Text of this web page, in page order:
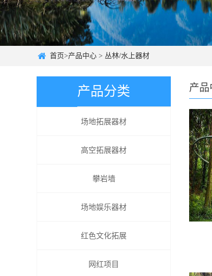
首页>产品中心 > 丛林/水上器材
产品分类
场地拓展器材
高空拓展器材
攀岩墙
场地娱乐器材
红色文化拓展
网红项目
产品